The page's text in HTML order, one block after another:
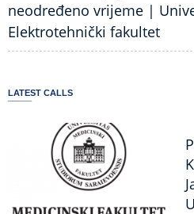
neodređeno vrijeme |
Elektrotehnički fakultet
LATEST CALLS